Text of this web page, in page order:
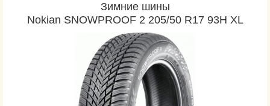
Зимние шины
Nokian SNOWPROOF 2 205/50 R17 93H XL